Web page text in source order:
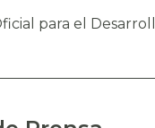
para el